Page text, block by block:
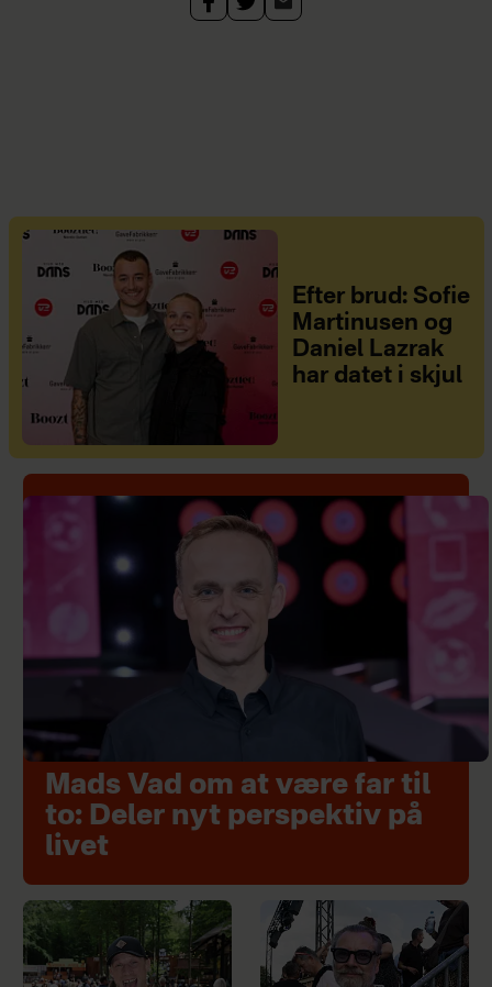
Efter brud: Sofie
Martinusen og
Daniel Lazrak
har datet i skjul
Mads Vad om at være far til
to: Deler nyt perspektiv på
livet